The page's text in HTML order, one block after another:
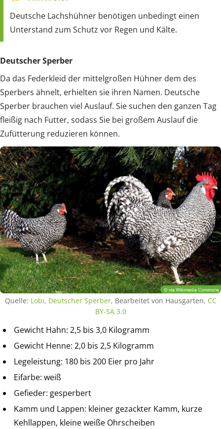
Deutsche Lachshühner benötigen unbedingt einen
Unterstand zum Schutz vor Regen und Kälte.
Deutscher Sperber
Da das Federkleid der mittelgroßen Hühner dem des
Sperbers ähnelt, erhielten sie ihren Namen. Deutsche
Sperber brauchen viel Auslauf. Sie suchen den ganzen Tag
fleißig nach Futter, sodass Sie bei großem Auslauf die
Zufütterung reduzieren können.
Quelle: Lobi, Deutscher Sperber, Bearbeitet von Hausgarten, CC
BY-SA 3.0
Gewicht Hahn: 2,5 bis 3,0 Kilogramm
Gewicht Henne: 2,0 bis 2,5 Kilogramm
Legeleistung: 180 bis 200 Eier pro Jahr
Eifarbe: weiß
Gefieder: gesperbert
Kamm und Lappen: kleiner gezackter Kamm, kurze
Kehllappen, kleine weiße Ohrscheiben